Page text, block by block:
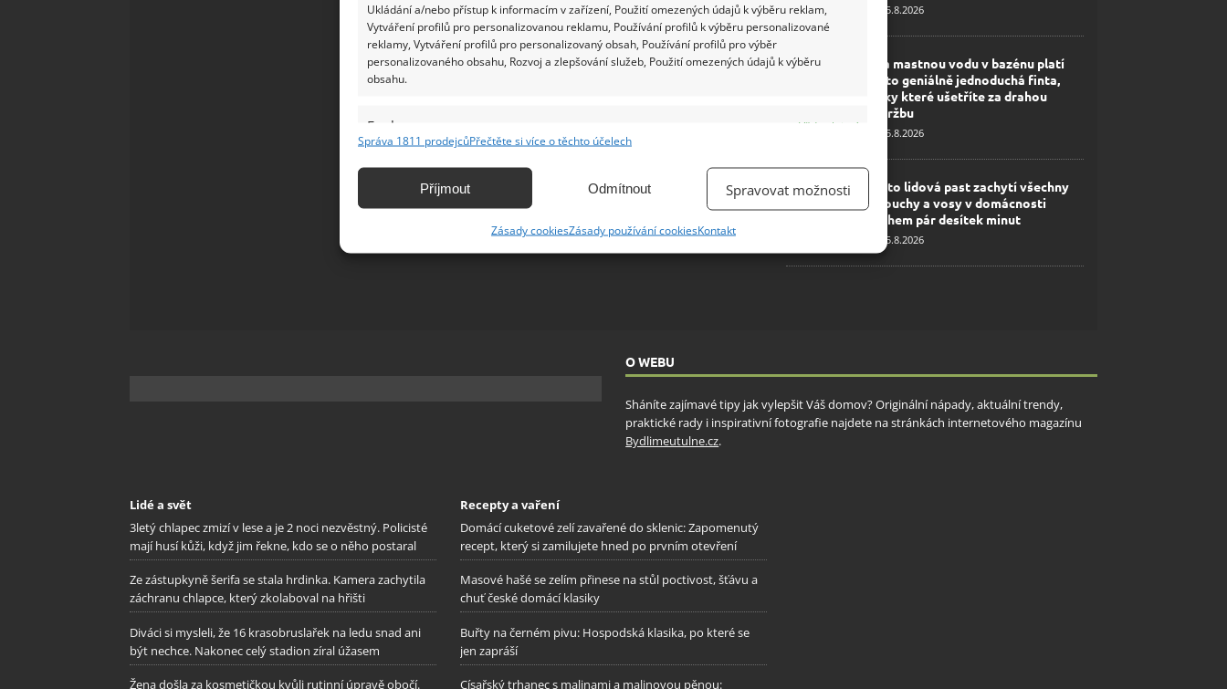
Ukládání a/nebo přístup k informacím v zařízení, Použití omezených údajů k výběru reklam,
Vytváření profilů pro personalizovanou reklamu, Používání profilů k výběru personalizované
reklamy, Vytváření profilů pro personalizovaný obsah, Používání profilů pro výběr
personalizovaného obsahu, Rozvoj a zlepšování služeb, Použití omezených údajů k výběru
obsahu.
Funkce
Vždy aktivní
Identifikace zařízení na základě automaticky přenášených informací.
základě aktivně vyžádaných informací.
Správa 1811 prodejcůPřečtěte si více o těchto účelech
Příjmout Odmítnout Spravovat možnosti
Zásady cookiesZásady používání cookiesKontakt
5.8.2026
Na mastnou vodu v bazénu platí
tato geniálně jednoduchá finta,
díky které ušetříte za drahou
údržbu
5.8.2026
Tato lidová past zachytí všechny
mouchy a vosy v domácnosti
během pár desítek minut
5.8.2026
O WEBU
Sháníte zajímavé tipy jak vylepšit Váš domov? Originální nápady, aktuální trendy,
praktické rady i inspirativní fotografie najdete na stránkách internetového magazínu
Bydlimeutulne.cz.
Lidé a svět
3letý chlapec zmizí v lese a je 2 noci nezvěstný. Policisté
mají husí kůži, když jim řekne, kdo se o něho postaral
Ze zástupkyně šerifa se stala hrdinka. Kamera zachytila
záchranu chlapce, který zkolaboval na hřišti
Diváci si mysleli, že 16 krasobruslařek na ledu snad ani
být nechce. Nakonec celý stadion zíral úžasem
Žena došla za kosmetičkou kvůli rutinní úpravě obočí.
Recepty a vaření
Domácí cuketové zelí zavařené do sklenic: Zapomenutý
recept, který si zamilujete hned po prvním otevření
Masové hašé se zelím přinese na stůl poctivost, šťávu a
chuť české domácí klasiky
Buřty na černém pivu: Hospodská klasika, po které se
jen zapráší
Císařský trhanec s malinami a malinovou pěnou: